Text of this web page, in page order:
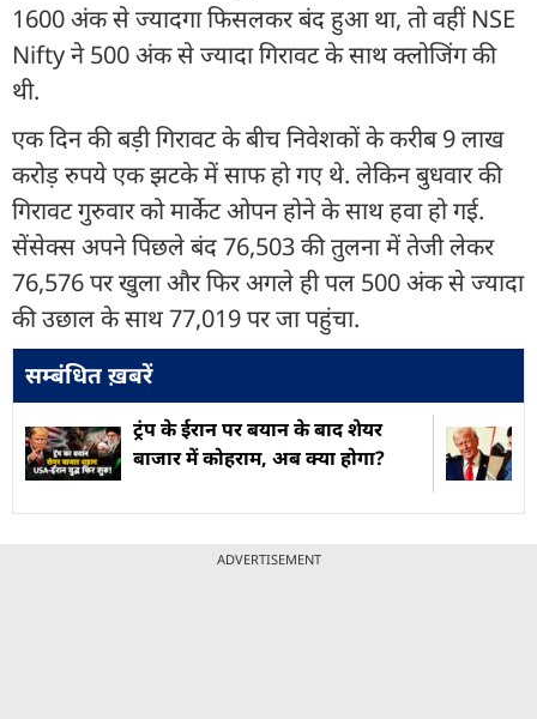
1600 अंक से ज्यादगा फिसलकर बंद हुआ था, तो वहीं NSE
Nifty ने 500 अंक से ज्यादा गिरावट के साथ क्लोजिंग की
थी.
एक दिन की बड़ी गिरावट के बीच निवेशकों के करीब 9 लाख
करोड़ रुपये एक झटके में साफ हो गए थे. लेकिन बुधवार की
गिरावट गुरुवार को मार्केट ओपन होने के साथ हवा हो गई.
सेंसेक्स अपने पिछले बंद 76,503 की तुलना में तेजी लेकर
76,576 पर खुला और फिर अगले ही पल 500 अंक से ज्यादा
की उछाल के साथ 77,019 पर जा पहुंचा.
सम्बंधित ख़बरें
ट्रंप के ईरान पर बयान के बाद शेयर
बाजार में कोहराम, अब क्या होगा?
ADVERTISEMENT